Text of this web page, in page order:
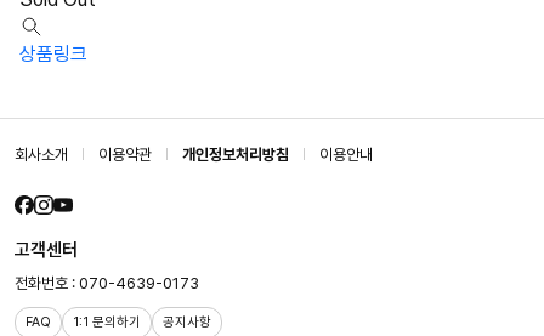
상품링크
회사소개 이용약관 개인정보처리방침 이용안내
고객센터
전화번호 : 070-4639-0173
FAQ 1:1 문의하기 공지사항